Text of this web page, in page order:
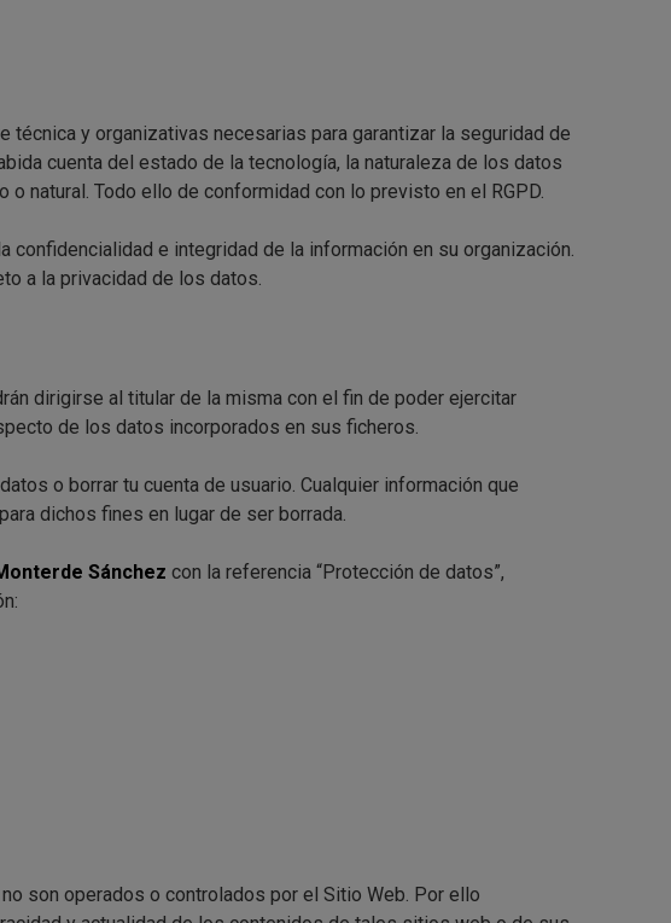
y organizativas necesarias para garantizar la seguridad de
cuenta del estado de la tecnología, la naturaleza de los datos
natural. Todo ello de conformidad con lo previsto en el RGPD.
e integridad de la información en su organización.
a la privacidad de los datos.
dirigirse al titular de la misma con el fin de poder ejercitar
de los datos incorporados en sus ficheros.
o borrar tu cuenta de usuario. Cualquier información que
dichos fines en lugar de ser borrada.
Sánchez con la referencia “Protección de datos”,
son operados o controlados por el Sitio Web. Por ello